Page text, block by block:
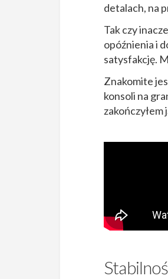
detalach, na
Tak czy
opóźnienia i
satysfakcję.
Znakomite
konsoli na